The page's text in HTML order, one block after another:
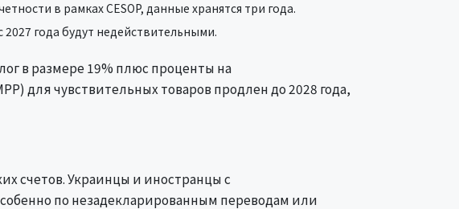
в рамках CESOP, данные хранятся три года.
года будут недействительными.
в размере 19% плюс проценты на
для чувствительных товаров продлен до 2028 года,
счетов. Украинцы и иностранцы с
по незадекларированным переводам или